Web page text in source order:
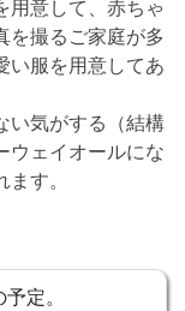
用意して、赤ちゃ
を撮るご家庭が多
い服を用意してあ
い気がする（結構
ウェイオールにな
す。
定。